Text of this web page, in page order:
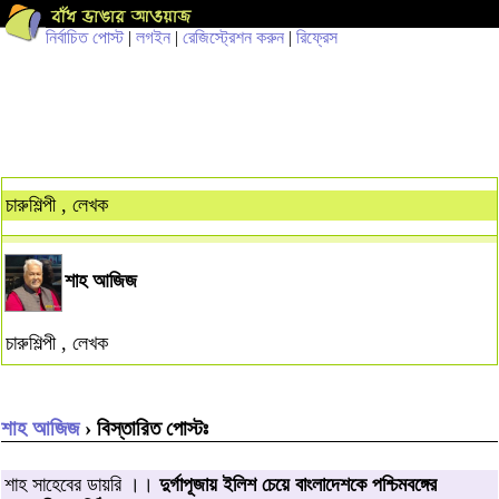
নির্বাচিত পোস্ট| লগইন | রেজিস্ট্রেশন করুন | রিফ্রেস
চারুশিল্পী , লেখক
শাহ আজিজ
চারুশিল্পী , লেখক
শাহ আজিজ› বিস্তারিত পোস্টঃ
শাহ সাহেবের ডায়রি ।। দুর্গাপূজায় ইলিশ চেয়ে বাংলাদেশকে পশ্চিমবঙ্গের